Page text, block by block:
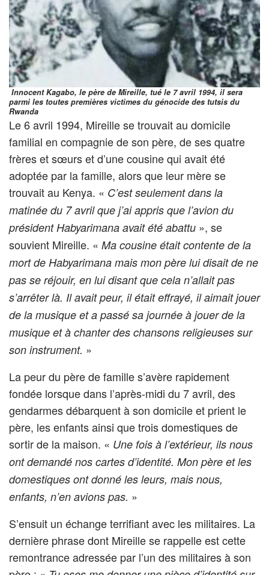
Innocent Kagabo, le père de Mireille, tué le 7 avril 1994, il sera
parmi les toutes premières victimes du génocide des tutsis du
Rwanda
Le 6 avril 1994, Mireille se trouvait au domicile
familial en compagnie de son père, de ses quatre
frères et sœurs et d’une cousine qui avait été
adoptée par la famille, alors que leur mère se
trouvait au Kenya. « C’est seulement dans la
matinée du 7 avril que j’ai appris que l’avion du
président Habyarimana avait été abattu », se
souvient Mireille. « Ma cousine était contente de la
mort de Habyarimana mais mon père lui disait de ne
pas se réjouir, en lui disant que cela n’allait pas
s’arrêter là. Il avait peur, il était effrayé, il aimait jouer
de la musique et a passé sa journée à jouer de la
musique et à chanter des chansons religieuses sur
son instrument. »
La peur du père de famille s’avère rapidement
fondée lorsque dans l’après-midi du 7 avril, des
gendarmes débarquent à son domicile et prient le
père, les enfants ainsi que trois domestiques de
sortir de la maison. « Une fois à l’extérieur, ils nous
ont demandé nos cartes d’identité. Mon père et les
domestiques ont donné les leurs, mais nous,
enfants, n’en avions pas. »
S’ensuit un échange terrifiant avec les militaires. La
dernière phrase dont Mireille se rappelle est cette
remontrance adressée par l’un des militaires à son